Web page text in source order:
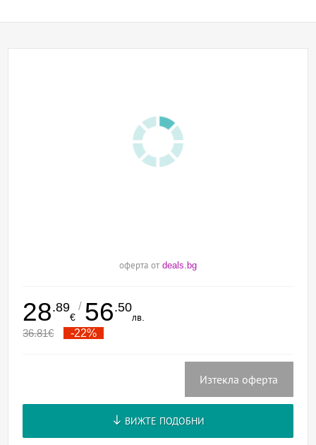
оферта от deals.bg
28.89
€
/ 56.50
лв.
36.81€ -22%
Изтекла оферта
ВИЖТЕ ПОДОБНИ